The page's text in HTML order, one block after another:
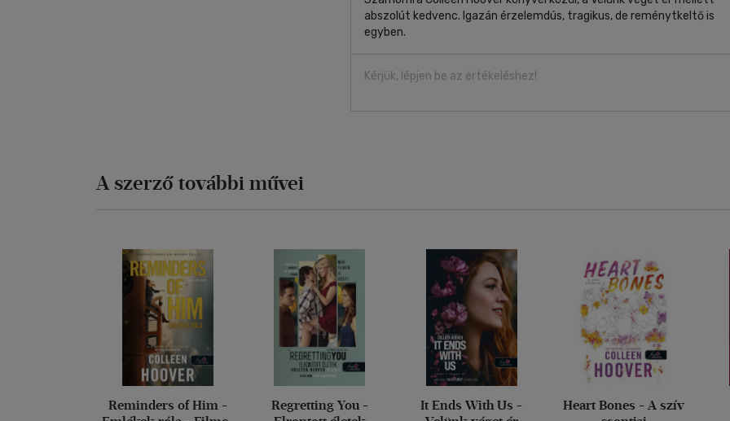
abszolút kedvenc. Igazán érzelemdús, tragikus, de reménytkeltő is
egyben.
Kérjük, lépjen be az értékeléshez!
A szerző további művei
Reminders of Him -
Regretting You -
It Ends With Us -
Heart Bones - A szív